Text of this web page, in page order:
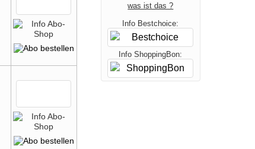
was ist das ?
Info Bestchoice:
Info ShoppingBon: